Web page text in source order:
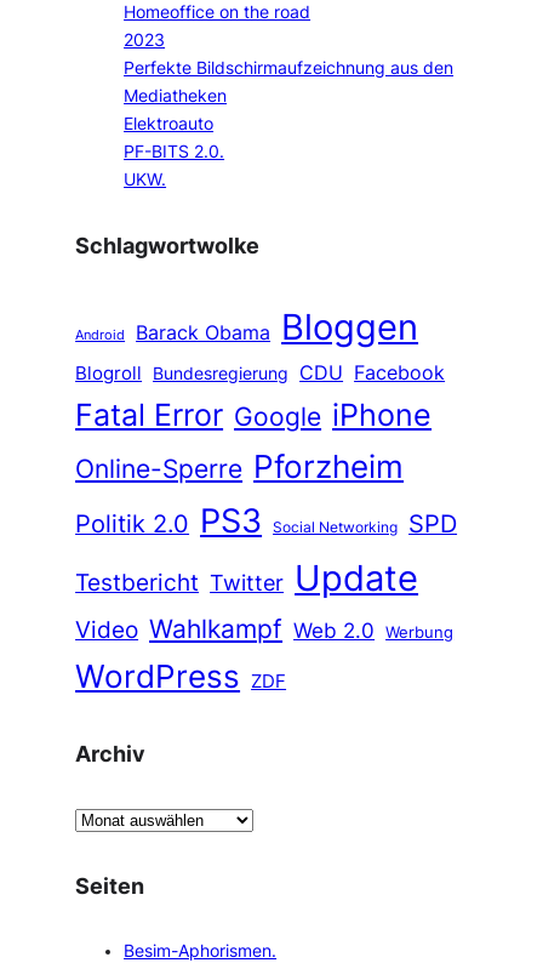
Homeoffice on the road
2023
Perfekte Bildschirmaufzeichnung aus den
Mediatheken
Elektroauto
PF-BITS 2.0.
UKW.
Schlagwortwolke
Android Barack Obama Bloggen
Blogroll Bundesregierung CDU Facebook
Fatal Error Google iPhone
Online-Sperre Pforzheim
Politik 2.0 PS3 Social Networking
SPD
Testbericht Twitter Update
Video Wahlkampf Web 2.0 Werbung
WordPress ZDF
Archiv
A
c
h
Seiten
Besim-Aphorismen.